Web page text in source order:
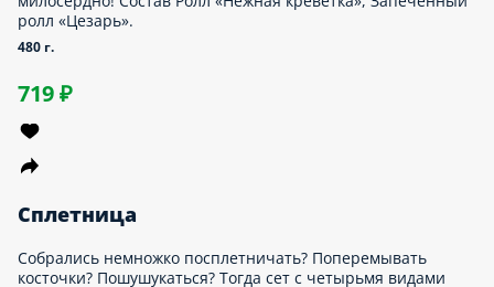
Зачётный
каких ролла входят в сет “Зачётный”?» — Вкусные, сытные,
Состав Запеченный ролл «Исиномаки», Ролл со снежным
1 349 ₽
Мега-сет